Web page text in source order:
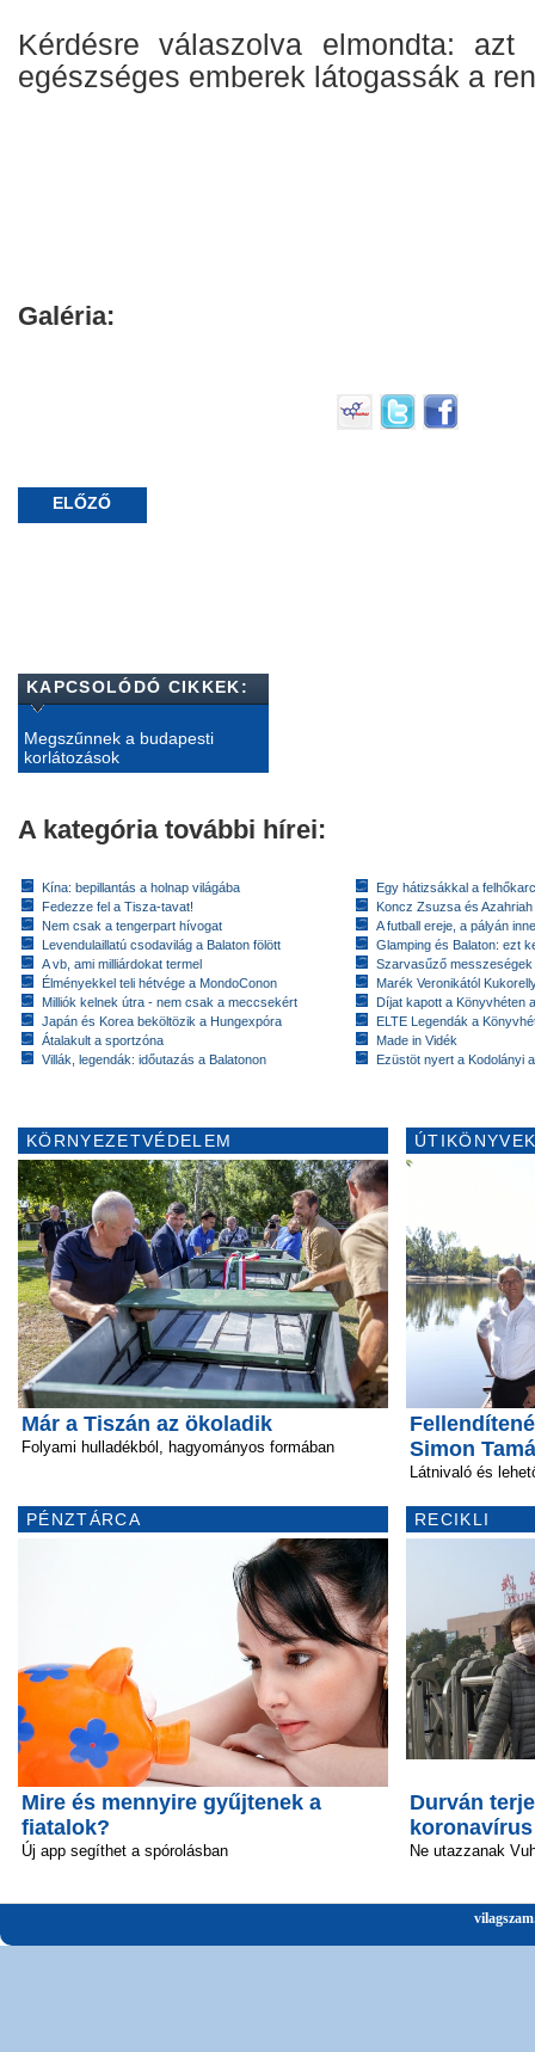
Kérdésre válaszolva elmondta:
egészséges emberek látogassák a
Galéria:
ELŐZŐ
KAPCSOLÓDÓ CIKKEK:
Megszűnnek a budapesti
korlátozások
A kategória további hírei:
Kína: bepillantás a holnap világába
Fedezze fel a Tisza-tavat!
Nem csak a tengerpart hívogat
Levendulaillatú csodavilág a Balaton fölött
A vb, ami milliárdokat termel
Élményekkel teli hétvége a MondoConon
Milliók kelnek útra - nem csak a meccsekért
Japán és Korea beköltözik a Hungexpóra
Átalakult a sportzóna
Villák, legendák: időutazás a Balatonon
Egy hátizsákkal a
Koncz Zsuzsa és
A futball ereje, a pályán
Glamping és Balaton: ezt
Szarvasűző messzeségek
Marék Veronikától
Díjat kapott a Könyvhéten
ELTE Legendák a
Made in Vidék
Ezüstöt nyert a Kodolányi
KÖRNYEZETVÉDELEM
Már a Tiszán az ökoladik
Folyami hulladékból, hagyományos formában
PÉNZTÁRCA
Mire és mennyire gyűjtenek a
fiatalok?
Új app segíthet a spórolásban
Simon
Látnivaló és
RECIKLI
Durván
koronavírus
Ne utazzanak